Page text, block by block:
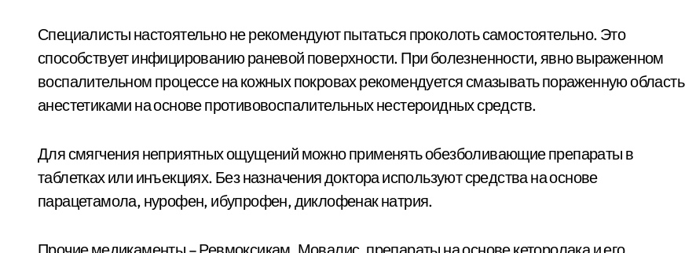
Специалисты настоятельно не рекомендуют пытаться проколоть самостоятельно. Это
способствует инфицированию раневой поверхности. При болезненности, явно выраженном
воспалительном процессе на кожных покровах рекомендуется смазывать пораженную область
анестетиками на основе противовоспалительных нестероидных средств.
Для смягчения неприятных ощущений можно применять обезболивающие препараты в
таблетках или инъекциях. Без назначения доктора используют средства на основе
парацетамола, нурофен, ибупрофен, диклофенак натрия.